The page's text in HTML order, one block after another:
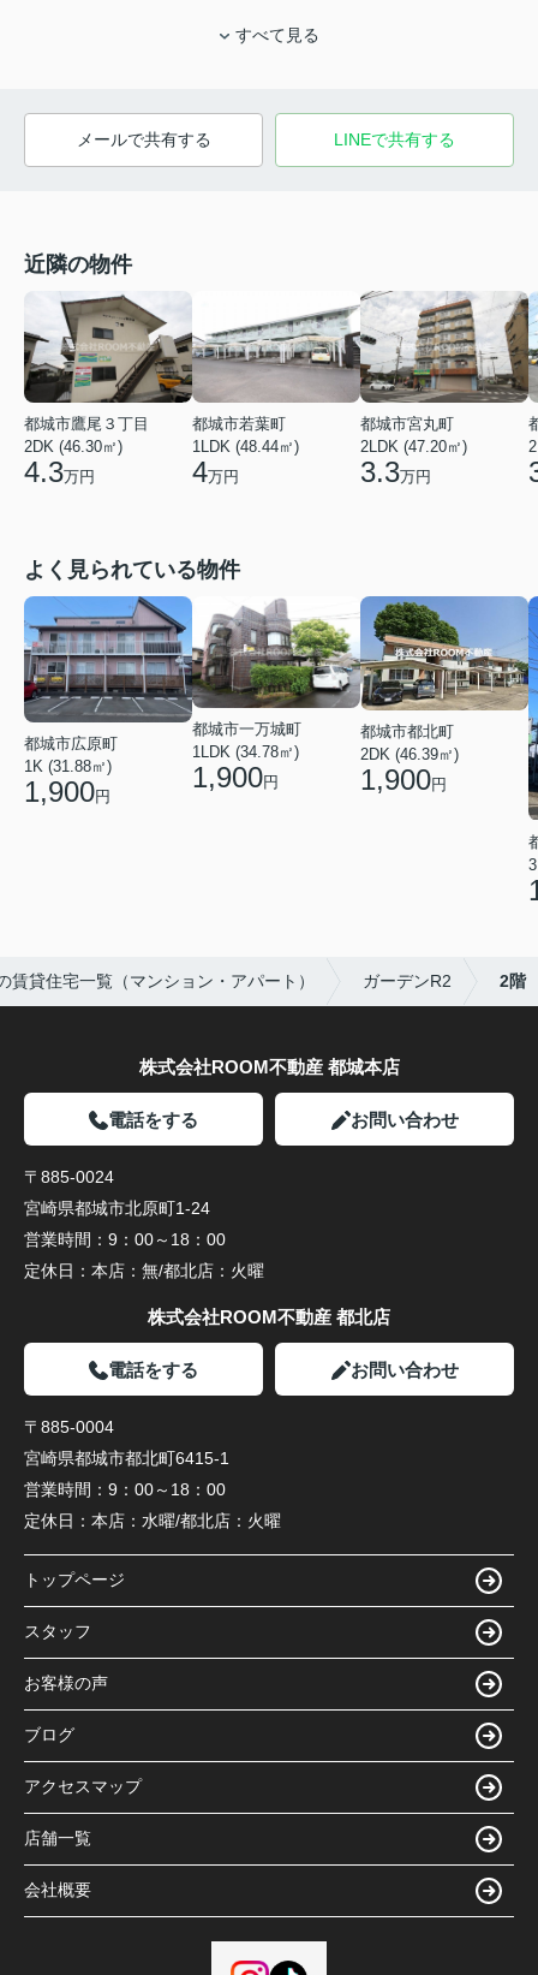
すべて見る
メールで共有する LINEで共有する
近隣の物件
都城市鷹尾３丁目
2DK (46.30㎡)
4.3万円
都城市若葉町
1LDK (48.44㎡)
4万円
都城市宮丸町
2LDK (47.20㎡)
3.3万円
よく見られている物件
都城市広原町
1K (31.88㎡)
1,900円
都城市一万城町
1LDK (34.78㎡)
1,900円
都城市都北町
2DK (46.39㎡)
1,900円
賃貸住宅一覧（マンション・アパート） ガーデンR2 2階
株式会社ROOM不動産 都城本店
電話をする お問い合わせ
〒885-0024
宮崎県都城市北原町1-24
営業時間： 9：00～18：00
定休日： 本店：無/都北店：火曜
株式会社ROOM不動産 都北店
電話をする お問い合わせ
〒885-0004
宮崎県都城市都北町6415-1
営業時間： 9：00～18：00
定休日： 本店：水曜/都北店：火曜
トップページ
スタッフ
お客様の声
ブログ
アクセスマップ
店舗一覧
会社概要